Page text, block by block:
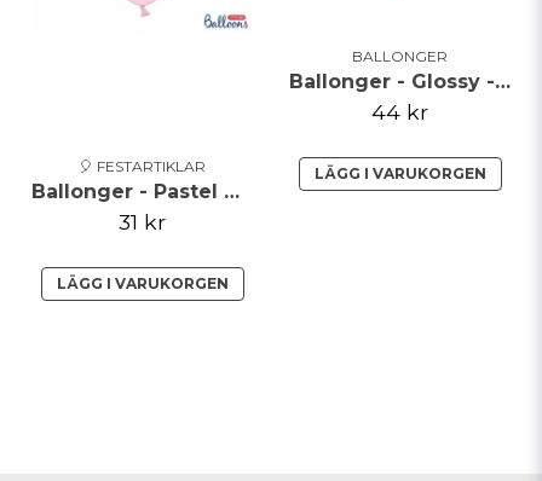
🎈 FESTARTIKLAR
Ballonger - Pastel Baby Pink
31 kr
LÄGG I VARUKORGEN
BALLONGER
Ballonger - Glossy - Grön
44 kr
LÄGG I VARUKORGEN